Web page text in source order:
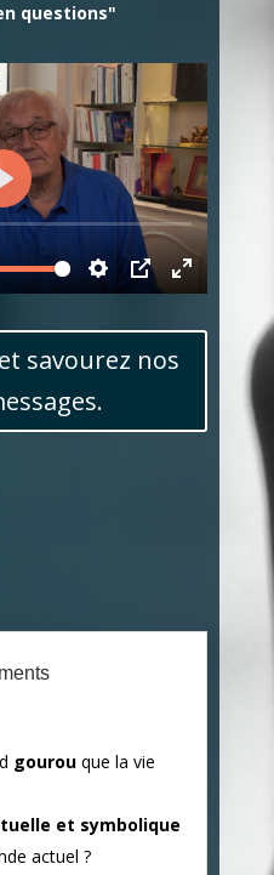
questions"
savourez nos
gourouque la vie
et symbolique
actuel ?